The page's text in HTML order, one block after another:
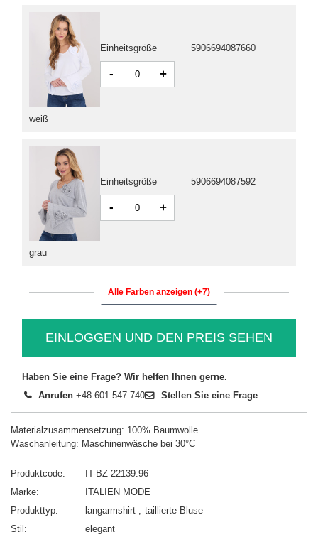
weiß
Einheitsgröße 5906694087660
- +
grau
Einheitsgröße 5906694087592
- +
Alle Farben anzeigen (+7)
EINLOGGEN UND DEN PREIS SEHEN
Haben Sie eine Frage? Wir helfen Ihnen gerne.
Anrufen +48 601 547 740 Stellen Sie eine Frage
Materialzusammensetzung: 100% Baumwolle
Waschanleitung: Maschinenwäsche bei 30°C
Produktcode
IT-BZ-22139.96
Marke
ITALIEN MODE
Produkttyp
langarmshirt
taillierte Bluse
Stil
elegant